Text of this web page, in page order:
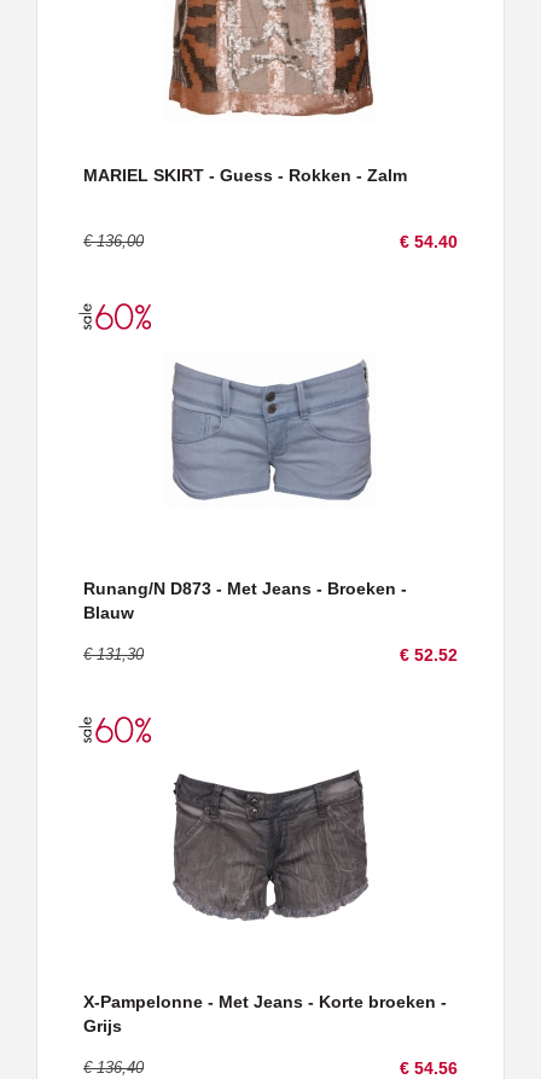
MARIEL SKIRT - Guess - Rokken - Zalm
€ 136,00 € 54.40
Runang/N D873 - Met Jeans - Broeken -
Blauw
€ 131,30 € 52.52
X-Pampelonne - Met Jeans - Korte broeken -
Grijs
€ 136,40 € 54.56